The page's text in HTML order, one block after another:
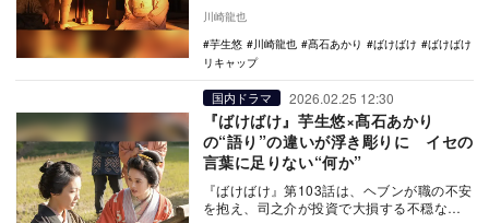
げしていた…
川崎龍也
芋生悠
川崎龍也 髙石あかり ばけばけ
ばけばけ
リキャップ
国内ドラマ 2026.02.25 12:30
『ばけばけ』芋生悠×髙石あかり
の“語り”の違いが浮き彫りに イセの
言葉に足りない“何か”
『ばけばけ』第103話は、ヘブンが職の不安
を抱え、司之介が投資で大損する不穏な展